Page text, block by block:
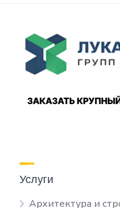
Услуги
Архитектура и